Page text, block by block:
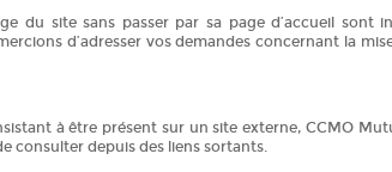
du site sans passer par sa page d’accueil sont
d’adresser vos demandes concernant la
à être présent sur un site externe, CCMO
consulter depuis des liens sortants.